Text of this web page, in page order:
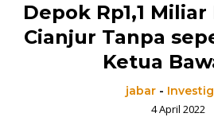
Depok Rp1,1
Cianjur Tanpa
Ketua
jabar -
4 April 2022